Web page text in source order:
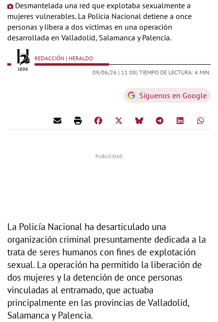
Desmantelada una red que explotaba sexualmente a
mujeres vulnerables. La Policía Nacional detiene a once
personas y libera a dos víctimas en una operación
desarrollada en Valladolid, Salamanca y Palencia.
REDACCIÓN | HERALDO
09/06/26 | 11:08| TIEMPO DE LECTURA: 4 MIN.
Síguenos en Google
La Policía Nacional ha desarticulado una
organización criminal presuntamente dedicada a la
trata de seres humanos con fines de explotación
sexual. La operación ha permitido la liberación de
dos mujeres y la detención de once personas
vinculadas al entramado, que actuaba
principalmente en las provincias de Valladolid,
Salamanca y Palencia.